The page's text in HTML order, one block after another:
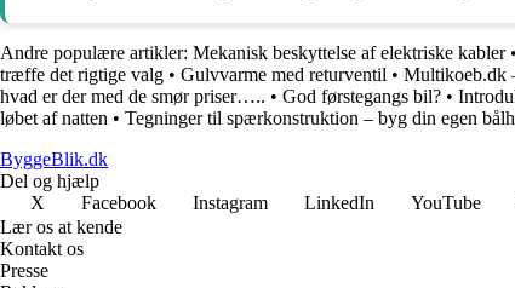
Andre populære artikler: Mekanisk beskyttelse af elektriske kabler•
træffe det rigtige valg • Gulvvarme med returventil • Multikoeb.dk
hvad er der med de smør priser….. • God førstegangs bil? •
løbet af natten • Tegninger til spærkonstruktion – byg din egen
ByggeBlik.dk
Del og hjælp
X
Facebook Instagram LinkedIn YouTube
Lær os at kende
Kontakt os
Presse